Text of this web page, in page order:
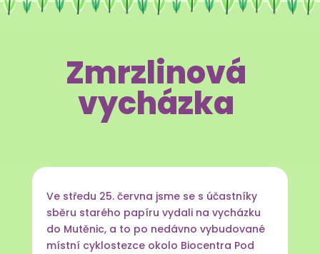
Zmrzlinová
vycházka
Ve středu 25. června jsme se s účastníky
sběru starého papíru vydali na vycházku
do Mutěnic, a to po nedávno vybudované
místní cyklostezce okolo Biocentra Pod